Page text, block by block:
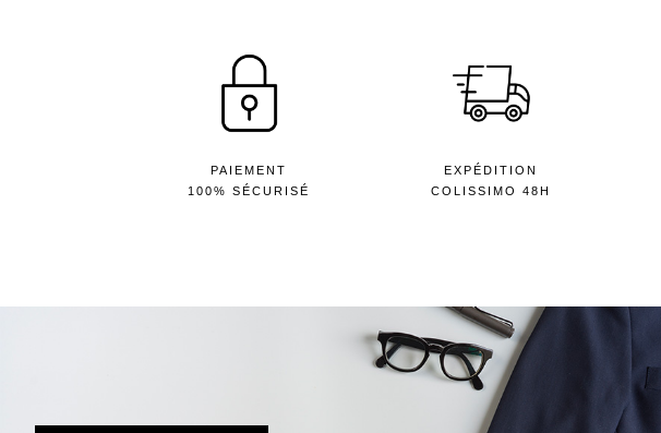
PAIEMENT
100% SÉCURISÉ
EXPÉDITION
COLISSIMO 48H